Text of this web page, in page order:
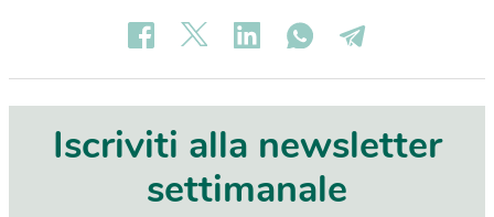
Iscriviti alla newsletter
settimanale